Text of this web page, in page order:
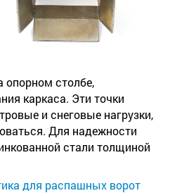
опорном столбе,
каркаса. Эти точки
и снеговые нагрузки,
Для надежности
стали толщиной
для распашных ворот